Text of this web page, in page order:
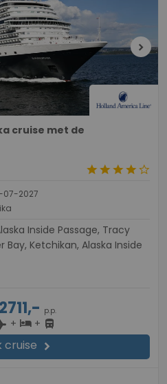
chevron_right
cruise met de
starstarstarstarstar_border
07-2027
Bay, Ketchikan, Alaska Inside
p.p.
+ hotel+ directions_bus
cruise chevron_right